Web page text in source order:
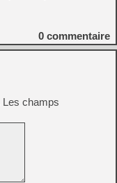
0 commentaire
Les champs